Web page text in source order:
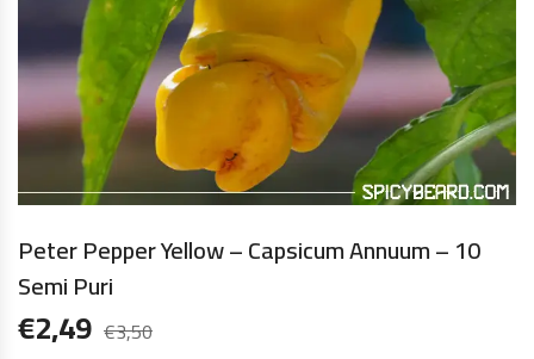
Peter Pepper Yellow – Capsicum Annuum – 10
Semi Puri
€3,50
€2,49